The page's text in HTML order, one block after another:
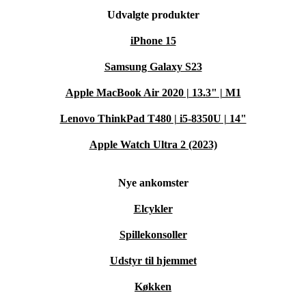
Udvalgte produkter
iPhone 15
Samsung Galaxy S23
Apple MacBook Air 2020 | 13.3" | M1
Lenovo ThinkPad T480 | i5-8350U | 14"
Apple Watch Ultra 2 (2023)
Nye ankomster
Elcykler
Spillekonsoller
Udstyr til hjemmet
Køkken